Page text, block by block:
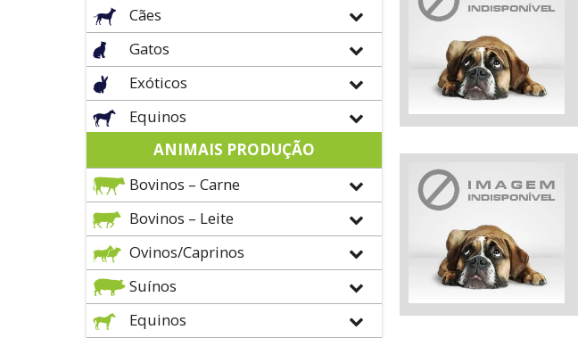
Cães
Gatos
Exóticos
Equinos
ANIMAIS PRODUÇÃO
Bovinos – Carne
Bovinos – Leite
Ovinos/Caprinos
Suínos
Equinos